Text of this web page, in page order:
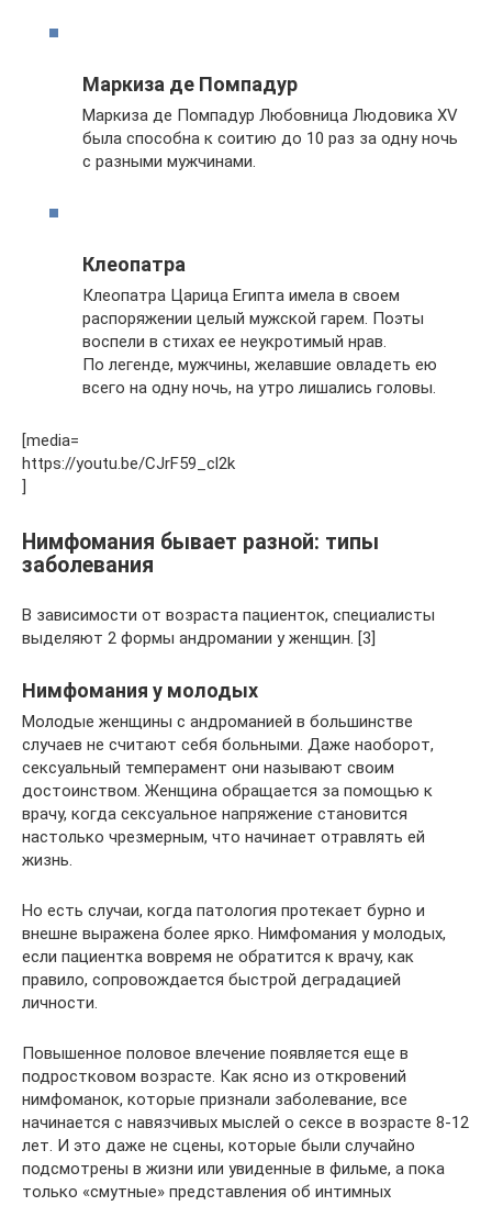
Маркиза де Помпадур
Маркиза де Помпадур Любовница Людовика XV
была способна к соитию до 10 раз за одну ночь
с разными мужчинами.
Клеопатра
Клеопатра Царица Египта имела в своем
распоряжении целый мужской гарем. Поэты
воспели в стихах ее неукротимый нрав.
По легенде, мужчины, желавшие овладеть ею
всего на одну ночь, на утро лишались головы.
[media=
https://youtu.be/CJrF59_cl2k
]
Нимфомания бывает разной: типы
заболевания
В зависимости от возраста пациенток, специалисты
выделяют 2 формы андромании у женщин. [3]
Нимфомания у молодых
Молодые женщины с андроманией в большинстве
случаев не считают себя больными. Даже наоборот,
сексуальный темперамент они называют своим
достоинством. Женщина обращается за помощью к
врачу, когда сексуальное напряжение становится
настолько чрезмерным, что начинает отравлять ей
жизнь.
Но есть случаи, когда патология протекает бурно и
внешне выражена более ярко. Нимфомания у молодых,
если пациентка вовремя не обратится к врачу, как
правило, сопровождается быстрой деградацией
личности.
Повышенное половое влечение появляется еще в
подростковом возрасте. Как ясно из откровений
нимфоманок, которые признали заболевание, все
начинается с навязчивых мыслей о сексе в возрасте 8-12
лет. И это даже не сцены, которые были случайно
подсмотрены в жизни или увиденные в фильме, а пока
только «смутные» представления об интимных